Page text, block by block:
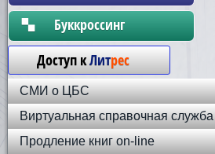
Бyккpoccинг
Доступ кЛитрес
СМИ о ЦБС
Виртуальная справочная служба
Продление книг on-line